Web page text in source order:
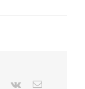
Pinterest
Vk
E-